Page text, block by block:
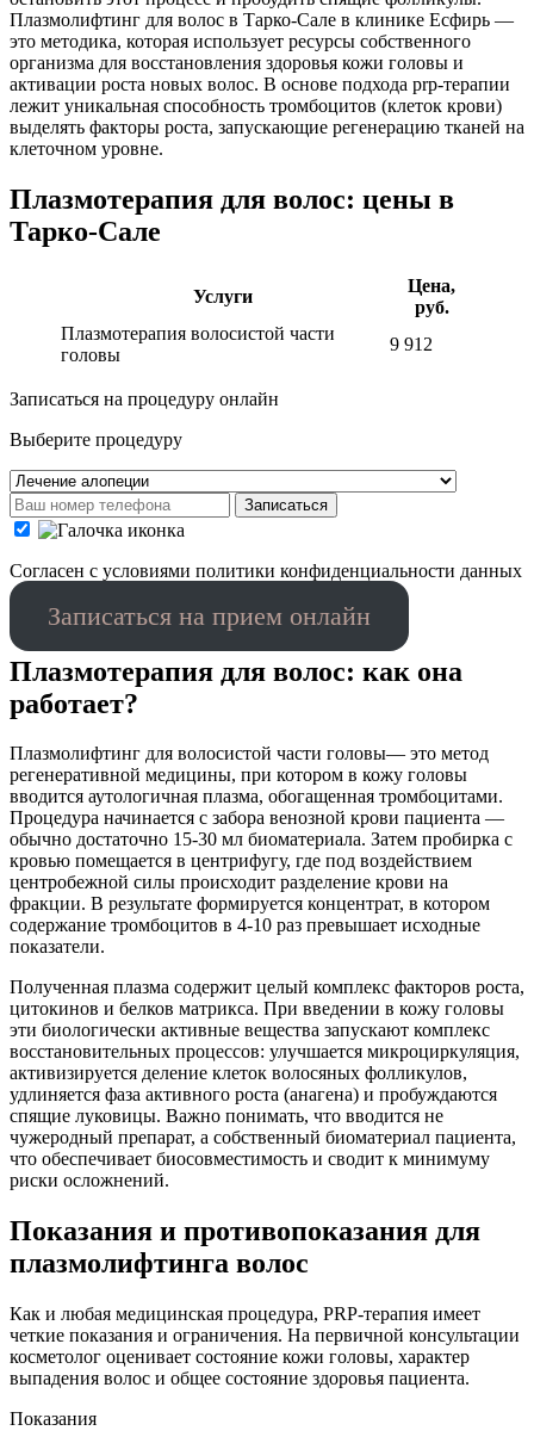
Плазмолифтинг для волос в Тарко-Сале в клинике Есфирь —
это методика, которая использует ресурсы собственного
организма для восстановления здоровья кожи головы и
активации роста новых волос. В основе подхода prp-терапии
лежит уникальная способность тромбоцитов (клеток крови)
выделять факторы роста, запускающие регенерацию тканей на
клеточном уровне.
Плазмотерапия для волос: цены в
Тарко-Сале
Услуги
Цена,
руб.
Плазмотерапия волосистой части
головы
9 912
Записаться на процедуру онлайн
Выберите процедуру
Записаться
Cогласен с условиями политики конфиденциальности данных
Записаться на прием онлайн
Плазмотерапия для волос: как она
работает?
Плазмолифтинг для волосистой части головы— это метод
регенеративной медицины, при котором в кожу головы
вводится аутологичная плазма, обогащенная тромбоцитами.
Процедура начинается с забора венозной крови пациента —
обычно достаточно 15-30 мл биоматериала. Затем пробирка с
кровью помещается в центрифугу, где под воздействием
центробежной силы происходит разделение крови на
фракции. В результате формируется концентрат, в котором
содержание тромбоцитов в 4-10 раз превышает исходные
показатели.
Полученная плазма содержит целый комплекс факторов роста,
цитокинов и белков матрикса. При введении в кожу головы
эти биологически активные вещества запускают комплекс
восстановительных процессов: улучшается микроциркуляция,
активизируется деление клеток волосяных фолликулов,
удлиняется фаза активного роста (анагена) и пробуждаются
спящие луковицы. Важно понимать, что вводится не
чужеродный препарат, а собственный биоматериал пациента,
что обеспечивает биосовместимость и сводит к минимуму
риски осложнений.
Показания и противопоказания для
плазмолифтинга волос
Как и любая медицинская процедура, PRP-терапия имеет
четкие показания и ограничения. На первичной консультации
косметолог оценивает состояние кожи головы, характер
выпадения волос и общее состояние здоровья пациента.
Показания